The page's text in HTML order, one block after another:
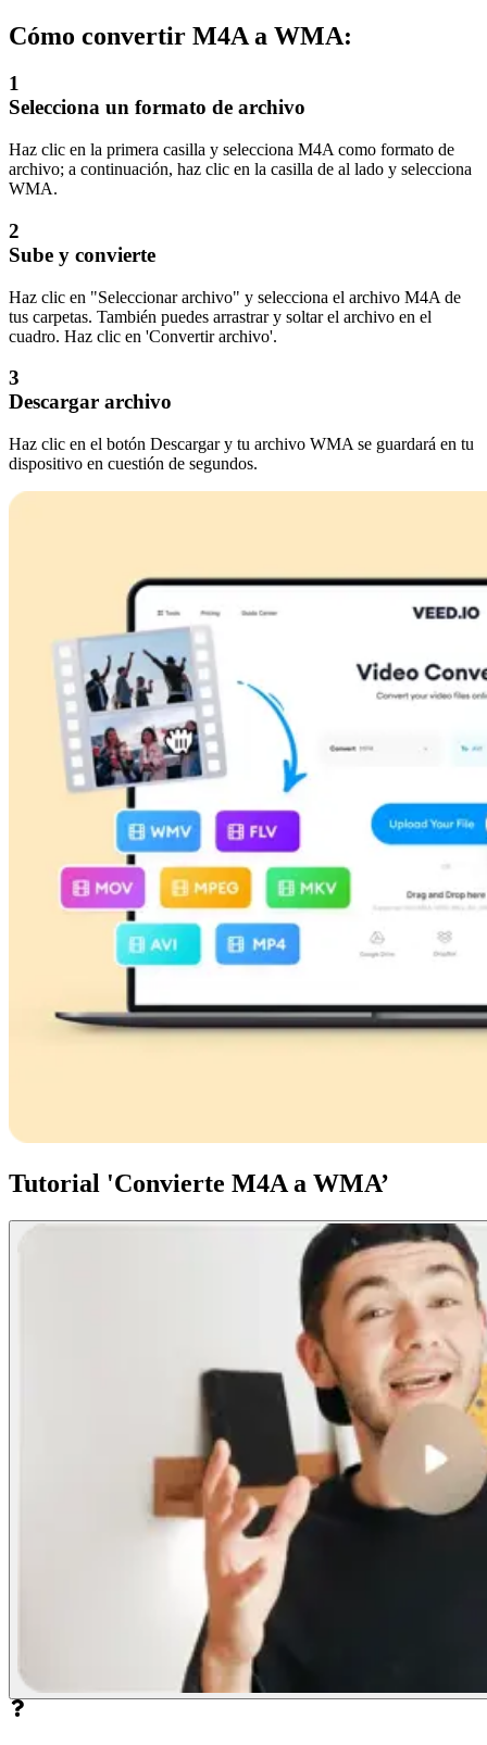
Cómo convertir M4A a WMA:
1
Selecciona un formato de archivo
Haz clic en la primera casilla y selecciona M4A como formato de
archivo; a continuación, haz clic en la casilla de al lado y selecciona
WMA.
2
Sube y convierte
Haz clic en "Seleccionar archivo" y selecciona el archivo M4A de
tus carpetas. También puedes arrastrar y soltar el archivo en el
cuadro. Haz clic en 'Convertir archivo'.
3
Descargar archivo
Haz clic en el botón Descargar y tu archivo WMA se guardará en tu
dispositivo en cuestión de segundos.
Tutorial 'Convierte M4A a WMA’